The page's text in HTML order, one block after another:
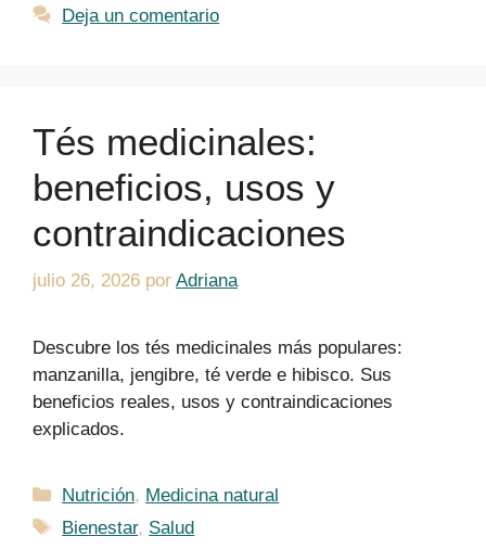
Deja un comentario
Tés medicinales:
beneficios, usos y
contraindicaciones
julio 26, 2026 por Adriana
Descubre los tés medicinales más populares:
manzanilla, jengibre, té verde e hibisco. Sus
beneficios reales, usos y contraindicaciones
explicados.
Categorías
Nutrición, Medicina natural
Etiquetas
Bienestar, Salud